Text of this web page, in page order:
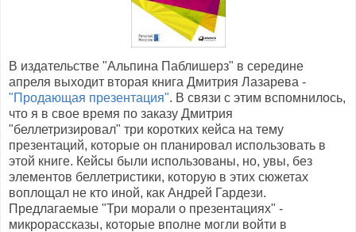
В издательстве "Альпина Паблишерз" в середине
апреля выходит вторая книга Дмитрия Лазарева -
"Продающая презентация". В связи с этим вспомнилось,
что я в свое время по заказу Дмитрия
"беллетризировал" три коротких кейса на тему
презентаций, которые он планировал использовать в
этой книге. Кейсы были использованы, но, увы, без
элементов беллетристики, которую в этих сюжетах
воплощал не кто иной, как Андрей Гардези.
Предлагаемые "Три морали о презентациях" -
микрорассказы, которые вполне могли войти в